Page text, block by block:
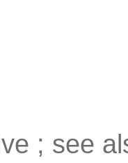
; see